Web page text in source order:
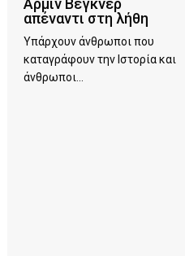
Άρμιν Βέγκνερ
απέναντι στη λήθη
Υπάρχουν άνθρωποι που
καταγράφουν την Ιστορία και
άνθρωποι...